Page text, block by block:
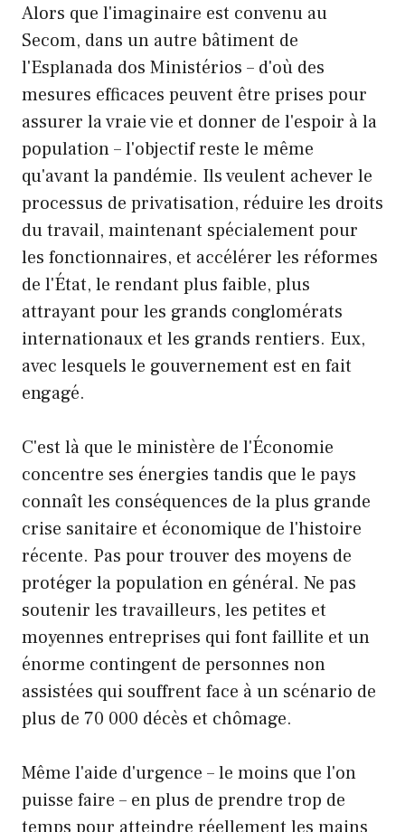
Alors que l'imaginaire est convenu au
Secom, dans un autre bâtiment de
l'Esplanada dos Ministérios – d'où des
mesures efficaces peuvent être prises pour
assurer la vraie vie et donner de l'espoir à la
population – l'objectif reste le même
qu'avant la pandémie. Ils veulent achever le
processus de privatisation, réduire les droits
du travail, maintenant spécialement pour
les fonctionnaires, et accélérer les réformes
de l'État, le rendant plus faible, plus
attrayant pour les grands conglomérats
internationaux et les grands rentiers. Eux,
avec lesquels le gouvernement est en fait
engagé.
C'est là que le ministère de l'Économie
concentre ses énergies tandis que le pays
connaît les conséquences de la plus grande
crise sanitaire et économique de l'histoire
récente. Pas pour trouver des moyens de
protéger la population en général. Ne pas
soutenir les travailleurs, les petites et
moyennes entreprises qui font faillite et un
énorme contingent de personnes non
assistées qui souffrent face à un scénario de
plus de 70 000 décès et chômage.
Même l'aide d'urgence – le moins que l'on
puisse faire – en plus de prendre trop de
temps pour atteindre réellement les mains